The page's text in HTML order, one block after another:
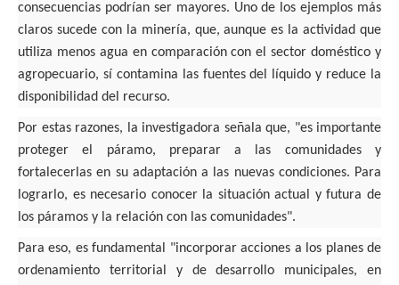
consecuencias podrían ser mayores. Uno de los ejemplos más
claros sucede con la minería, que, aunque es la actividad que
utiliza menos agua en comparación con el sector doméstico y
agropecuario, sí contamina las fuentes del líquido y reduce la
disponibilidad del recurso.
Por estas razones, la investigadora señala que, "es importante
proteger el páramo, preparar a las comunidades y
fortalecerlas en su adaptación a las nuevas condiciones. Para
lograrlo, es necesario conocer la situación actual y futura de
los páramos y la relación con las comunidades".
Para eso, es fundamental "incorporar acciones a los planes de
ordenamiento territorial y de desarrollo municipales, en